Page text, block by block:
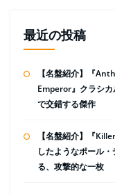
最近の投稿
【名盤紹介】『
Emperor』クラシ
で交錯する傑作
【名盤紹介】『
したようなポール
る、攻撃的な一枚